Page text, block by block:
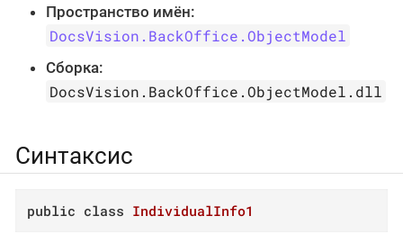
Пространство имён:
DocsVision.BackOffice.ObjectModel
Сборка:
DocsVision.BackOffice.ObjectModel.dll
Синтаксис
public class IndividualInfo1